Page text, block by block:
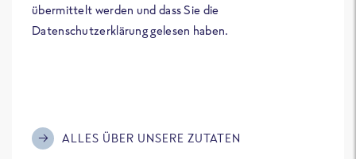
übermittelt werden und dass Sie die
Datenschutzerklärung gelesen haben.
ALLES ÜBER UNSERE ZUTATEN